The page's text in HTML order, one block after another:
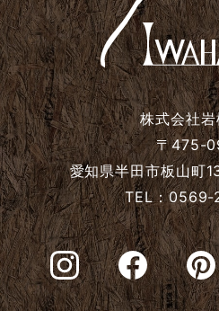
2024年7月
2024年6月
2024年5月
2024年4月
2024年3月
2024年2月
株式会社
〒475-
愛知県半田市板山町
TEL：